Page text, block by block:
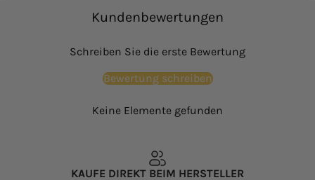
Kundenbewertungen
Schreiben Sie die erste Bewertung
Bewertung schreiben
Keine Elemente gefunden
KAUFE DIREKT BEIM HERSTELLER